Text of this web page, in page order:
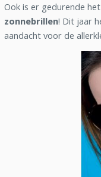
Ook is er gedurende
zonnebrillen! Dit jaar
aandacht voor de